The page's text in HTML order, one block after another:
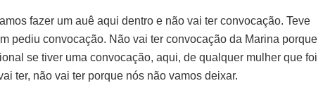
fazer um auê aqui dentro e não vai ter convocação. Teve
pediu convocação. Não vai ter convocação da Marina porque
se tiver uma convocação, aqui, de qualquer mulher que foi
ter, não vai ter porque nós não vamos deixar.